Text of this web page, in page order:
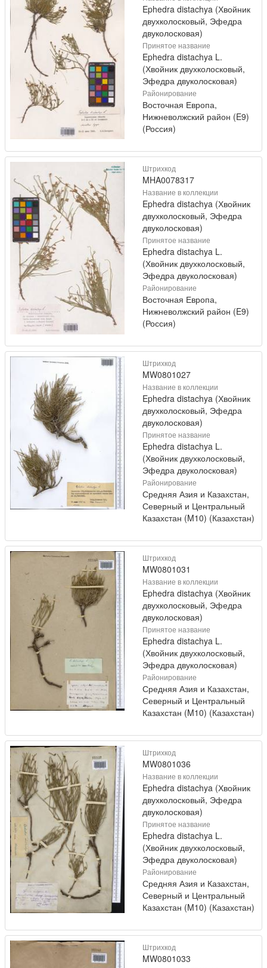
Ephedra distachya (Хвойник
двухколосковый, Эфедра
двуколосковая)
Принятое название
Ephedra distachya L.
(Хвойник двухколосковый,
Эфедра двуколосковая)
Районирование
Восточная Европа,
Нижневолжский район (E9)
(Россия)
Штрихкод
MHA0078317
Название в коллекции
Ephedra distachya (Хвойник
двухколосковый, Эфедра
двуколосковая)
Принятое название
Ephedra distachya L.
(Хвойник двухколосковый,
Эфедра двуколосковая)
Районирование
Восточная Европа,
Нижневолжский район (E9)
(Россия)
Штрихкод
MW0801027
Название в коллекции
Ephedra distachya (Хвойник
двухколосковый, Эфедра
двуколосковая)
Принятое название
Ephedra distachya L.
(Хвойник двухколосковый,
Эфедра двуколосковая)
Районирование
Средняя Азия и Казахстан,
Северный и Центральный
Казахстан (M10) (Казахстан)
Штрихкод
MW0801031
Название в коллекции
Ephedra distachya (Хвойник
двухколосковый, Эфедра
двуколосковая)
Принятое название
Ephedra distachya L.
(Хвойник двухколосковый,
Эфедра двуколосковая)
Районирование
Средняя Азия и Казахстан,
Северный и Центральный
Казахстан (M10) (Казахстан)
Штрихкод
MW0801036
Название в коллекции
Ephedra distachya (Хвойник
двухколосковый, Эфедра
двуколосковая)
Принятое название
Ephedra distachya L.
(Хвойник двухколосковый,
Эфедра двуколосковая)
Районирование
Средняя Азия и Казахстан,
Северный и Центральный
Казахстан (M10) (Казахстан)
Штрихкод
MW0801033